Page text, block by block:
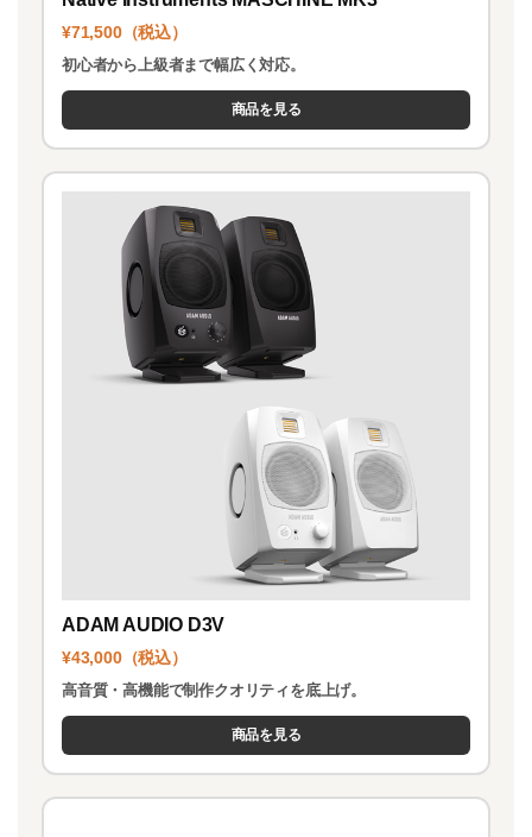
¥71,500（税込）
初心者から上級者まで幅広く対応。
商品を見る
ADAM AUDIO D3V
¥43,000（税込）
高音質・高機能で制作クオリティを底上げ。
商品を見る